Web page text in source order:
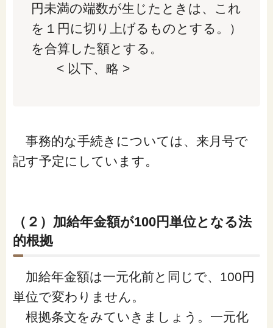
円未満の端数が生じたときは、これ
を１円に切り上げるものとする。）
を合算した額とする。
< 以下、略 >
事務的な手続きについては、来月号で
記す予定にしています。
（２）加給年金額が100円単位となる法
的根拠
加給年金額は一元化前と同じで、100円
単位で変わりません。
根拠条文をみていきましょう。一元化